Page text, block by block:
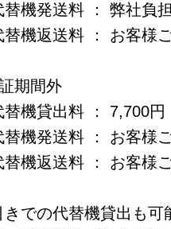
発送料 ： 弊社負担
返送料 ： お客様ご
期間外
貸出料 ： 7,700円
発送料 ： お客様ご
返送料 ： お客様ご
での代替機貸出も可